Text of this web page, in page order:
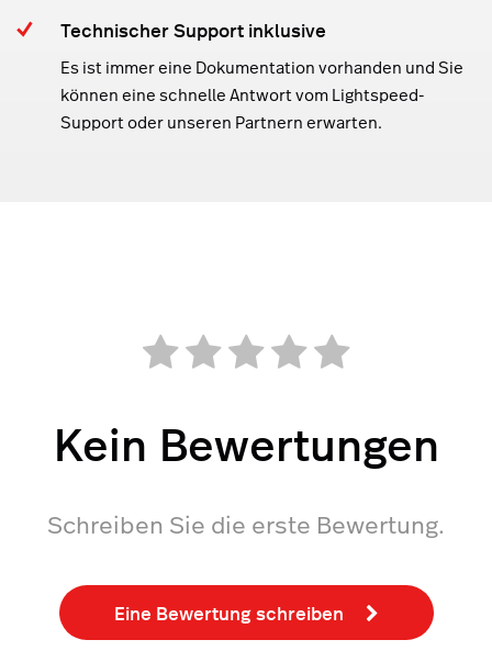
Technischer Support inklusive
Es ist immer eine Dokumentation vorhanden und Sie
können eine schnelle Antwort vom Lightspeed-
Support oder unseren Partnern erwarten.
Kein Bewertungen
Schreiben Sie die erste Bewertung.
Eine Bewertung schreiben